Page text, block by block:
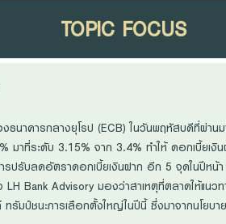
TOPIC FOCUS
นาคารกลางยุโรป (ECB) ในวันพฤหัสบดีที่ผ่าน
าที่ระดับ 3.15% จาก 3.4% ทำให้ ดอกเบี้ยเงิ
ปรับลดอัตราดอกเบี้ยเงินฝาก อีก 5 จุดในปีหน้
Bank Advisory มองว่าสาเหตุที่ตลาดให้แนว
รัมป์ชนะการเลือกตั้งใหญ่ในปีนี้ ซึ่งมาจากนโยบ